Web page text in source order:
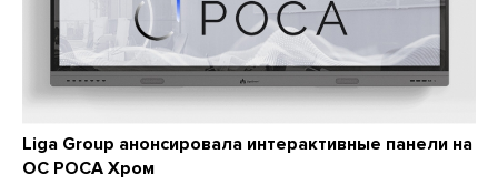
Liga Group анонсировала интерактивные панели на
ОС РОСА Хром